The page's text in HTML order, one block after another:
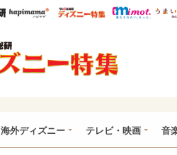
ウレぴあ総研ハピママ* ウレぴあ総
海外ディズニー テレビ・映画 音